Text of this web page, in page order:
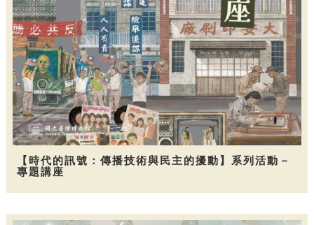
【時代的訊號：傳播技術與民主的擾動】系列活動－
專題講座